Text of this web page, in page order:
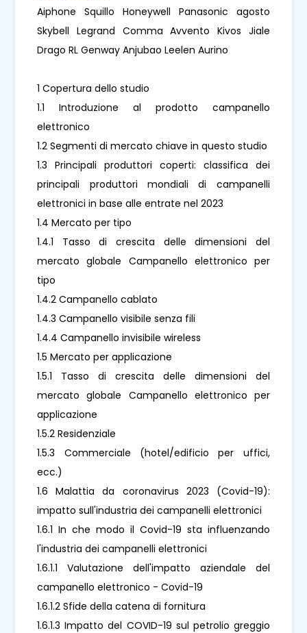
Aiphone Squillo Honeywell Panasonic agosto
Skybell Legrand Comma Avvento Kivos Jiale
Drago RL Genway Anjubao Leelen Aurino
1 Copertura dello studio
1.1 Introduzione al prodotto campanello
elettronico
1.2 Segmenti di mercato chiave in questo studio
1.3 Principali produttori coperti: classifica dei
principali produttori mondiali di campanelli
elettronici in base alle entrate nel 2023
1.4 Mercato per tipo
1.4.1 Tasso di crescita delle dimensioni del
mercato globale Campanello elettronico per
tipo
1.4.2 Campanello cablato
1.4.3 Campanello visibile senza fili
1.4.4 Campanello invisibile wireless
1.5 Mercato per applicazione
1.5.1 Tasso di crescita delle dimensioni del
mercato globale Campanello elettronico per
applicazione
1.5.2 Residenziale
1.5.3 Commerciale (hotel/edificio per uffici,
ecc.)
1.6 Malattia da coronavirus 2023 (Covid-19):
impatto sull'industria dei campanelli elettronici
1.6.1 In che modo il Covid-19 sta influenzando
l'industria dei campanelli elettronici
1.6.1.1 Valutazione dell'impatto aziendale del
campanello elettronico - Covid-19
1.6.1.2 Sfide della catena di fornitura
1.6.1.3 Impatto del COVID-19 sul petrolio greggio